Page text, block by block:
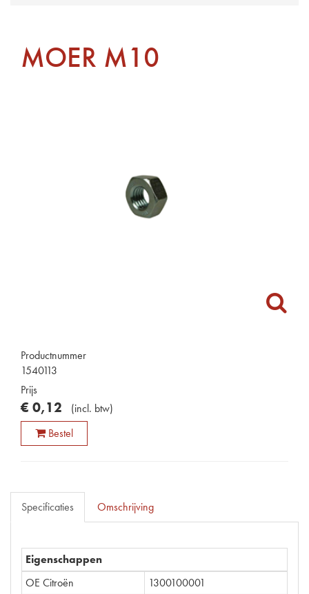
MOER M10
Productnummer
1540113
Prijs
€ 0,12 (incl. btw)
Bestel
Specificaties Omschrijving
Eigenschappen
OE Citroën
1300100001